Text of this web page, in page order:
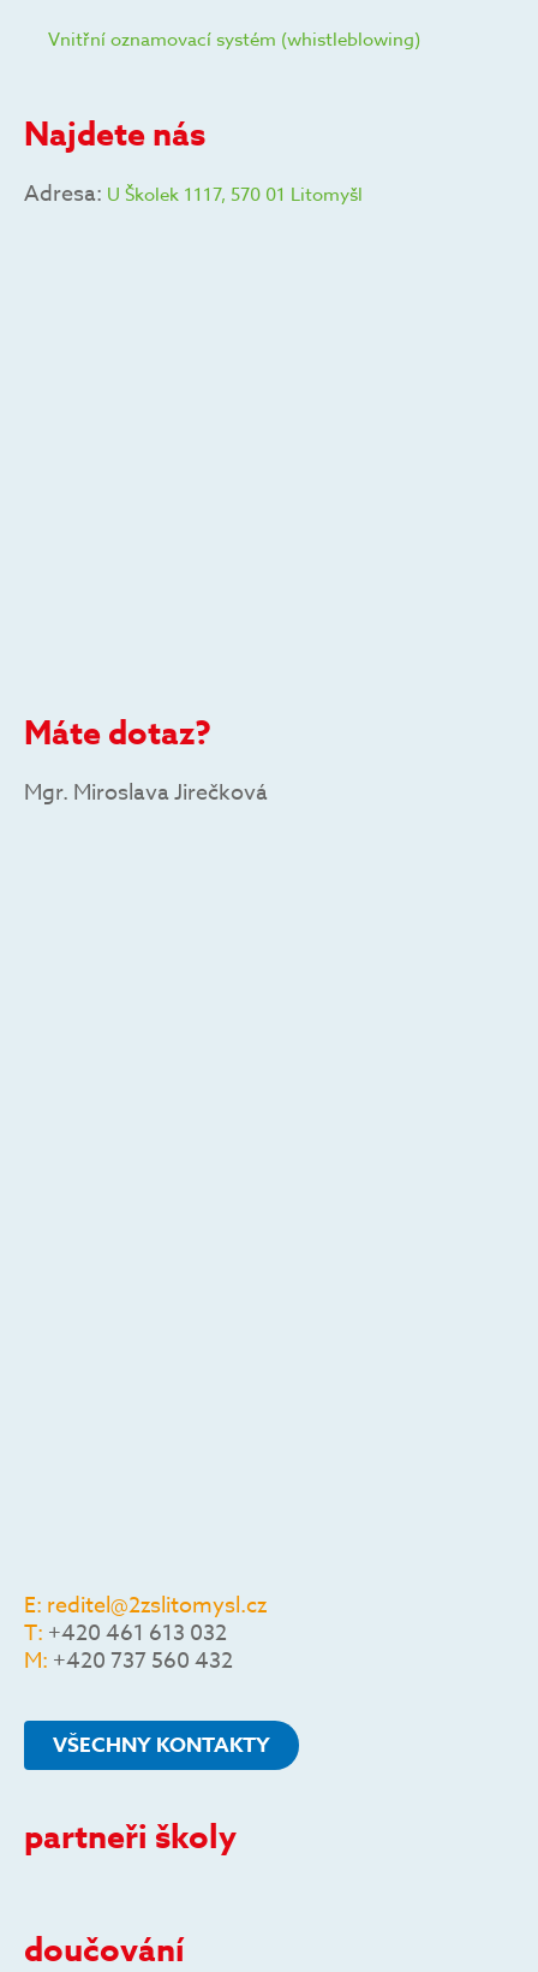
Vnitřní oznamovací systém (whistleblowing)
Najdete nás
Adresa: U Školek 1117, 570 01 Litomyšl
Máte dotaz?
Mgr. Miroslava Jirečková
E: reditel@2zslitomysl.cz
T: +420 461 613 032
M: +420 737 560 432
VŠECHNY KONTAKTY
partneři školy
doučování